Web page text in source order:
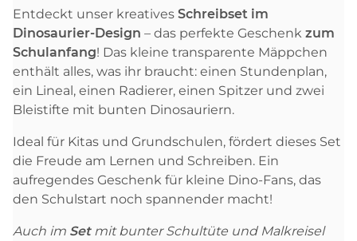
Entdeckt unser kreatives Schreibset im
Dinosaurier-Design – das perfekte Geschenk zum
Schulanfang! Das kleine transparente Mäppchen
enthält alles, was ihr braucht: einen Stundenplan,
ein Lineal, einen Radierer, einen Spitzer und zwei
Bleistifte mit bunten Dinosauriern.
Ideal für Kitas und Grundschulen, fördert dieses Set
die Freude am Lernen und Schreiben. Ein
aufregendes Geschenk für kleine Dino-Fans, das
den Schulstart noch spannender macht!
Auch im Setmit bunter Schultüte und Malkreisel